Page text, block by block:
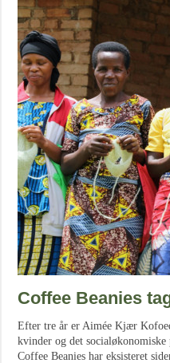
Coffee Beanies
Efter tre år er Aimée Kjær
kvinder og det
Coffee Beanies har eksisteret